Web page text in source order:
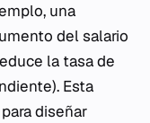
una
del salario
la tasa de
Esta
diseñar